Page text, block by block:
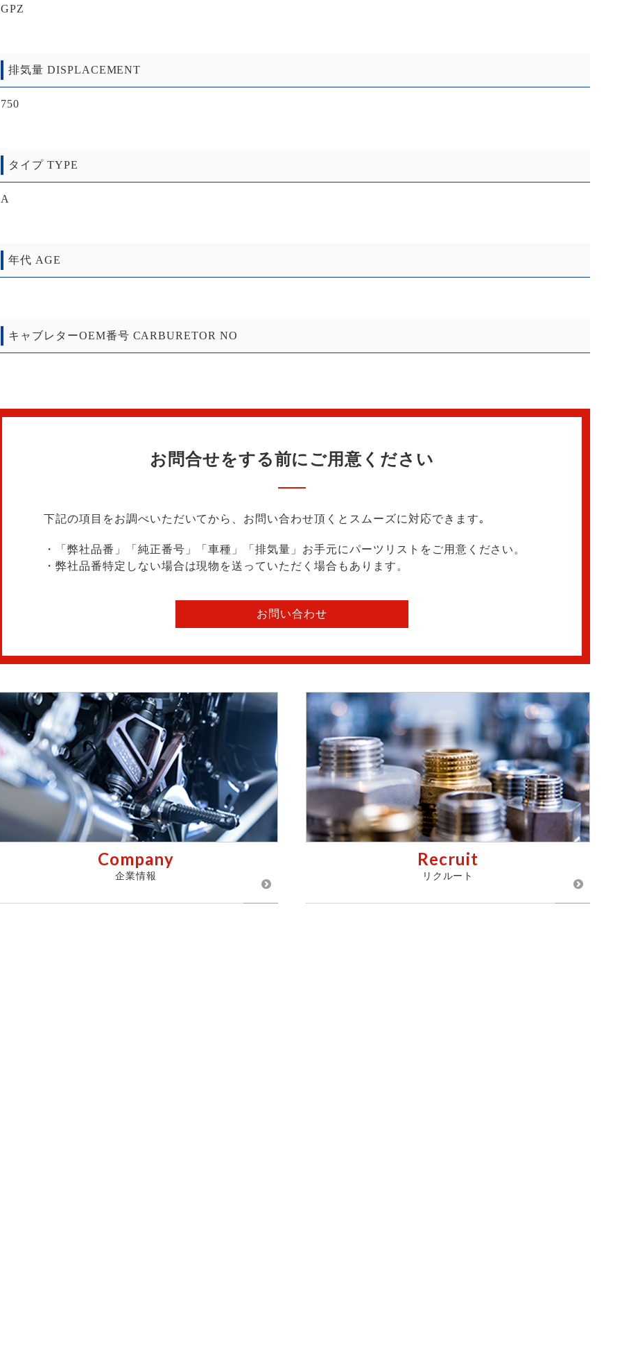
GPZ
排気量 DISPLACEMENT
750
タイプ TYPE
A
年代 AGE
キャブレターOEM番号 CARBURETOR NO
お問合せをする前にご用意ください
下記の項目をお調べいただいてから、お問い合わせ頂くとスムーズに対応できます｡
・「弊社品番」「純正番号」「車種」「排気量」お手元にパーツリストをご用意ください。
・弊社品番特定しない場合は現物を送っていただく場合もあります。
お問い合わせ
Company
企業情報
Recruit
リクルート